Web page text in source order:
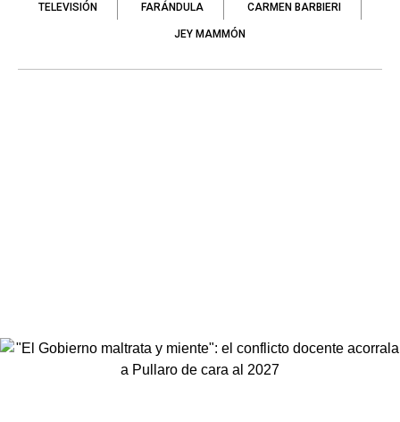
TELEVISIÓN FARÁNDULA CARMEN BARBIERI
JEY MAMMÓN